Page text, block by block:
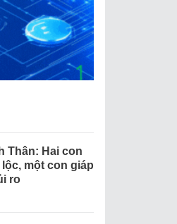
Thân: Hai con
một con giáp
ro